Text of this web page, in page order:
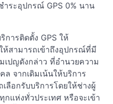
ำระอุปกรณ์ GPS 0% นาน
การติดตั้ง GPS ให้
สามารถเข้าถึงอุปกรณ์ที่มี
ปญดังกล่าว ที่อำนวยความ
จากเดิมเน้นให้บริการ
ลือกรับบริการโดยให้ช่างผู้
แห่งทั่วประเทศ หรือจะเข้า